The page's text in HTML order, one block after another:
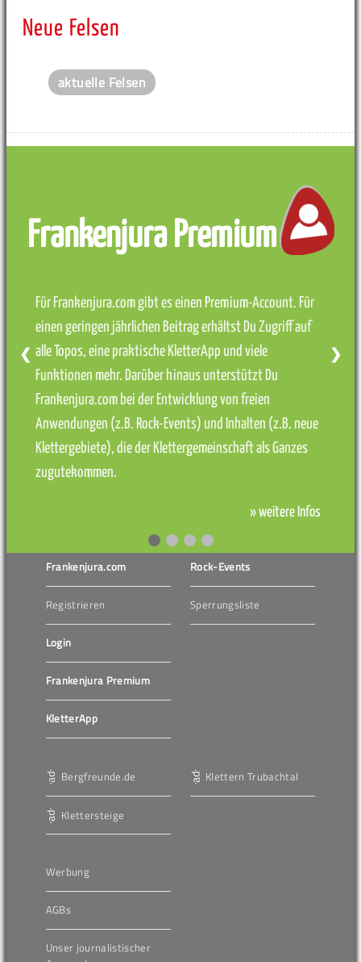
Neue Felsen
aktuelle Felsen
Frankenjura Premium
Für Frankenjura.com gibt es einen Premium-Account. Für
einen geringen jährlichen Beitrag erhältst Du Zugriff auf
alle Topos, eine praktische KletterApp und viele
Funktionen mehr. Darüber hinaus unterstützt Du
Frankenjura.com bei der Entwicklung von freien
Anwendungen (z.B. Rock-Events) und Inhalten (z.B. neue
Klettergebiete), die der Klettergemeinschaft als Ganzes
zugutekommen.
» weitere Infos
❮ ❯
Frankenjura.com
Registrieren
Login
Frankenjura Premium
KletterApp
Rock-Events
Sperrungsliste
Bergfreunde.de
Klettersteige
Klettern Trubachtal
Werbung
AGBs
Unser journalistischer